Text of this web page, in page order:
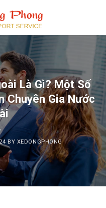
Là Gì? Một Số
Chuyên Gia Nước
BY XEDONGPHONG